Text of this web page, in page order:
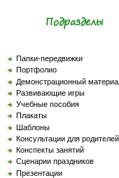
Подразделы
Папки-передвижки
Портфолио
Демонстрационный
Развивающие игры
Учебные пособия
Плакаты
Шаблоны
Консультации для родителей
Конспекты занятий
Сценарии праздников
Презентации